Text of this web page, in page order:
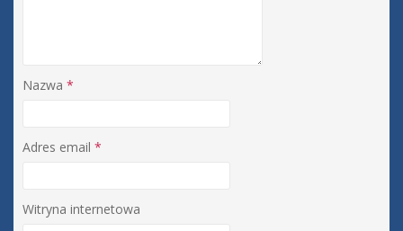
Nazwa *
Adres email *
Witryna internetowa